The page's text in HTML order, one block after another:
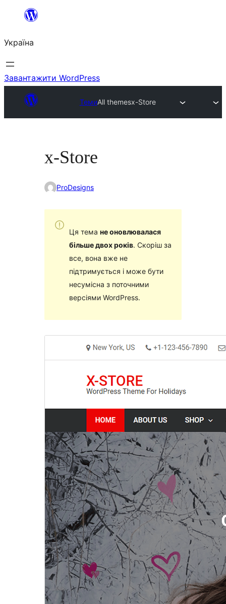
Перейти
вмісту
Україна
Завантажити WordPress
ТемиAll themesx-Store
x-Store
ProDesigns
Ця тема не оновлювалася
більше двох років. Скоріш за
все, вона вже не
підтримується і може бути
несумісна з поточними
версіями WordPress.